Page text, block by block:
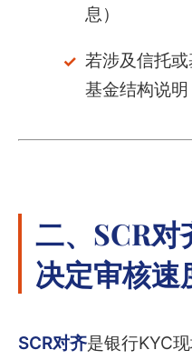
息）
若涉及信托
基金结构说明
二、SCR
决定审核速
SCR对齐是银行KYC